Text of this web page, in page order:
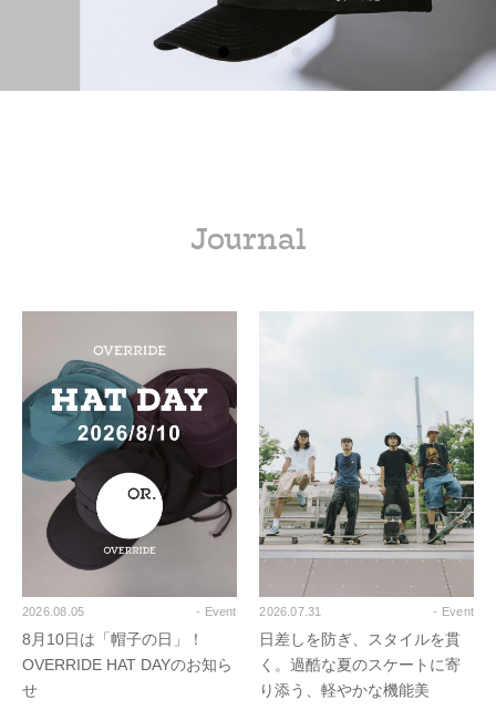
Journal
2026.08.05 - Event
8月10日は「帽子の日」！
OVERRIDE HAT DAYのお知ら
せ
2026.07.31 - Event
日差しを防ぎ、スタイルを貫
く。過酷な夏のスケートに寄
り添う、軽やかな機能美